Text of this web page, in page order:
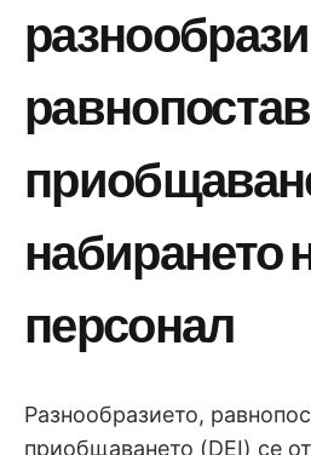
набирането
персонал
Разнообразието,
приобщаването (DEI) се